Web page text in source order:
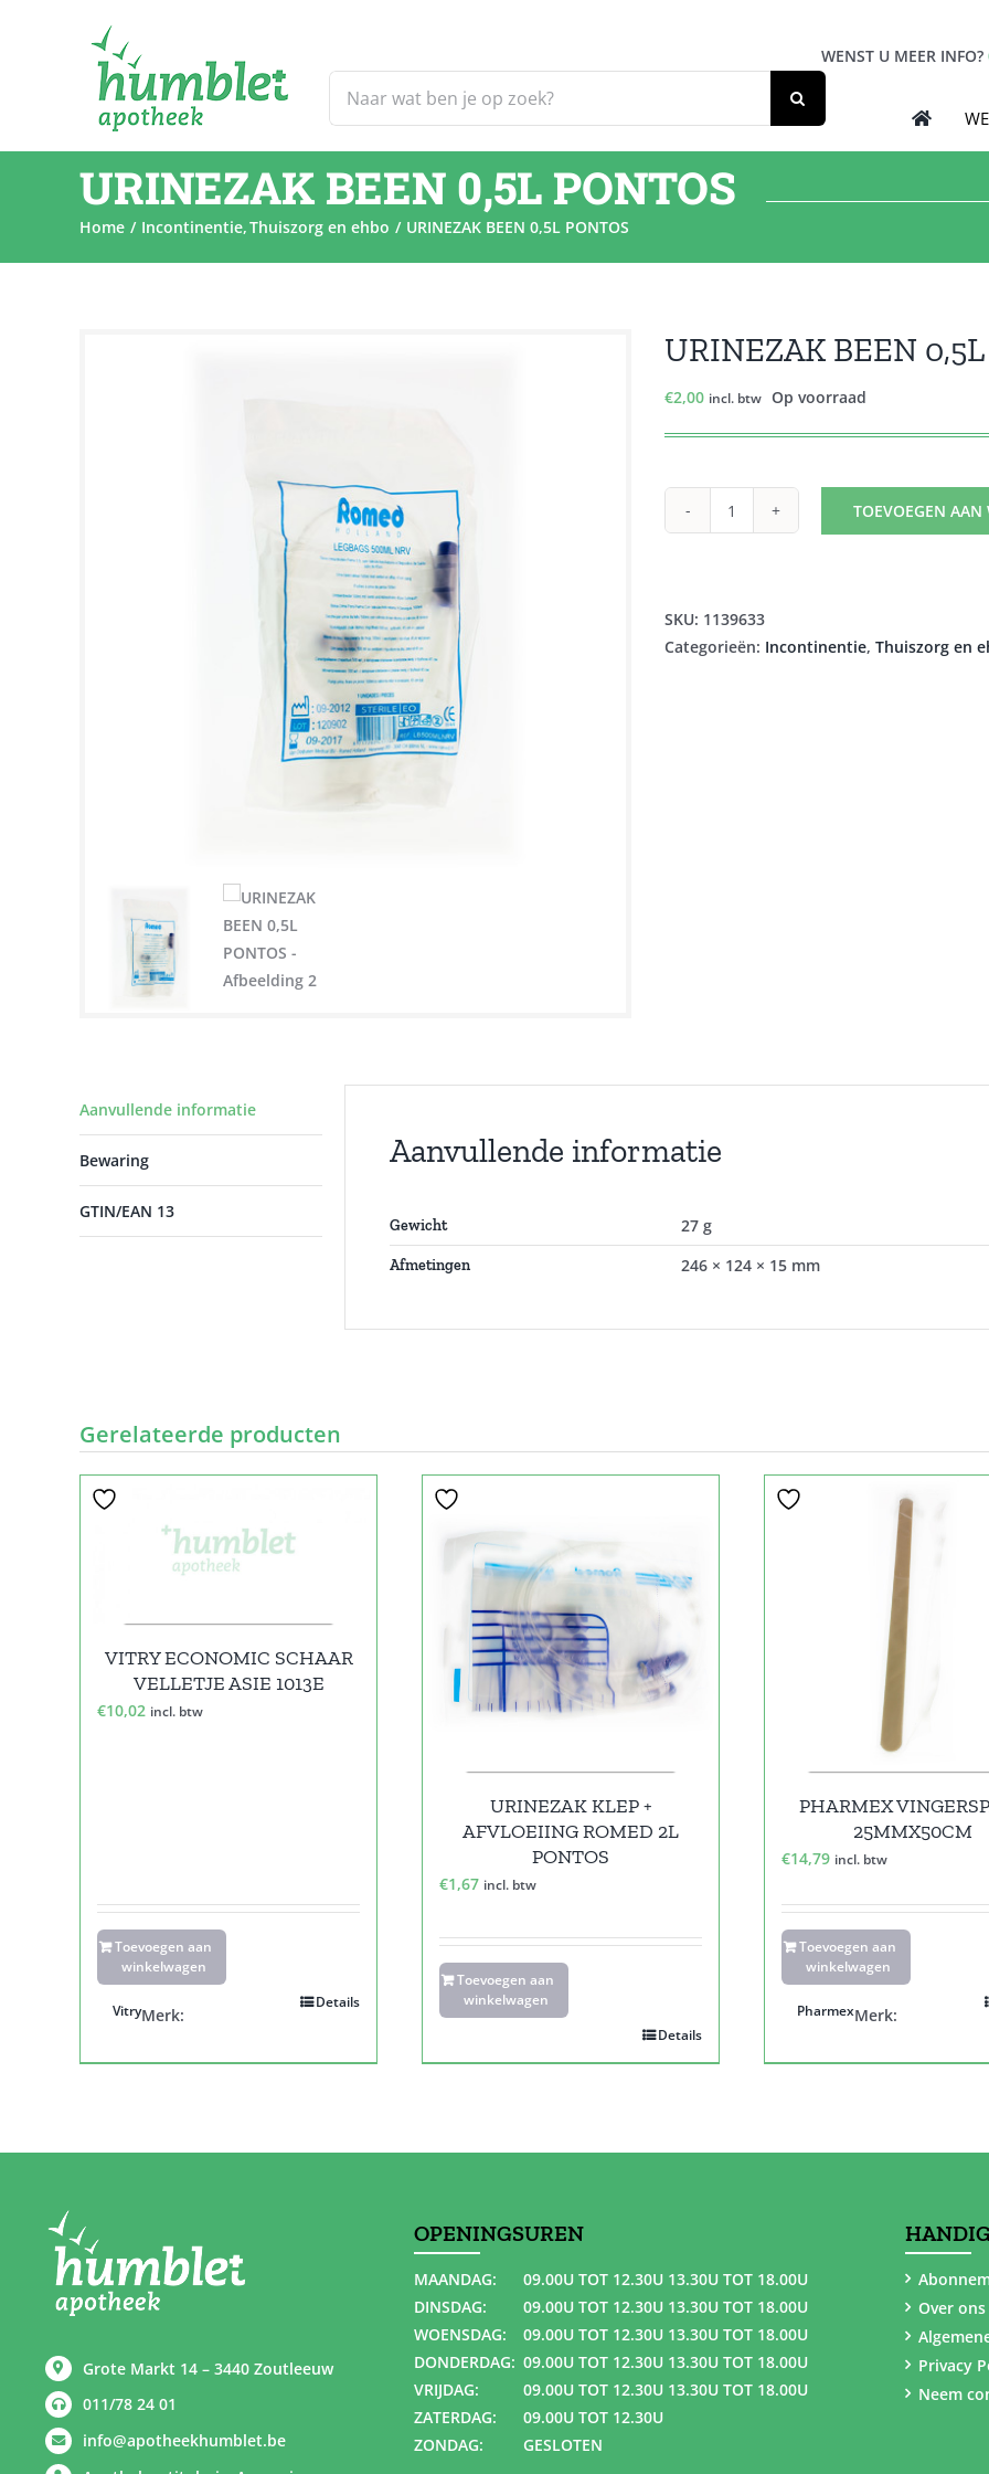
naar:
WENST U MEER INFO?
URINEZAK BEEN 0,5L PONTOS
Home Incontinentie Thuiszorg en ehbo URINEZAK BEEN 0,5L PONTOS
URINEZAK BEEN
€2,00 incl. btw Op voorraad
URINEZAK
TOEVOEGEN AAN
SKU: 1139633
Categorieën: Incontinentie, Thuiszorg en
Aanvullende informatie
Bewaring
GTIN/EAN 13
Aanvullende informatie
Gewicht 27 g
Afmetingen 246 × 124 × 15 mm
Gerelateerde producten
VITRY ECONOMIC SCHAAR
VELLETJE ASIE 1013E
€10,02 incl. btw
Toevoegen aan
winkelwagen
Details
Merk:
Vitry
URINEZAK KLEP +
AFVLOEIING ROMED 2L
PONTOS
€1,67 incl. btw
Toevoegen aan
winkelwagen
Details
PHARMEX
25MMX50CM
€14,79 incl. btw
Toevoegen aan
winkelwagen
Merk:
Pharmex
Grote Markt 14 – 3440 Zoutleeuw
011/78 24 01
info@apotheekhumblet.be
OPENINGSUREN
MAANDAG:
09.00U TOT 12.30U 13.30U TOT 18.00U
DINSDAG:
09.00U TOT 12.30U 13.30U TOT 18.00U
WOENSDAG:
09.00U TOT 12.30U 13.30U TOT 18.00U
DONDERDAG: 09.00U TOT 12.30U 13.30U TOT 18.00U
VRIJDAG:
09.00U TOT 12.30U 13.30U TOT 18.00U
ZATERDAG:
09.00U TOT 12.30U
ZONDAG:
GESLOTEN
Over ons
Privacy
Neem